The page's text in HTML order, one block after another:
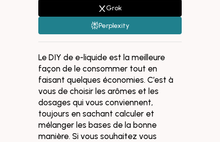
Grok
Perplexity
Le DIY de e-liquide est la meilleure
façon de le consommer tout en
faisant quelques économies. C’est à
vous de choisir les arômes et les
dosages qui vous conviennent,
toujours en sachant calculer et
mélanger les bases de la bonne
manière. Si vous souhaitez vous